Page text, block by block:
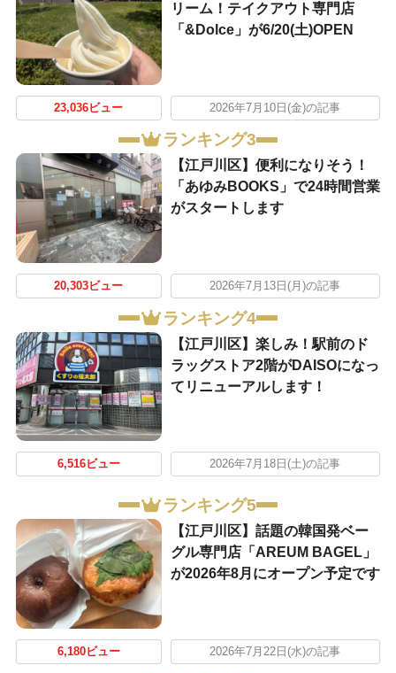
リーム！テイクアウト専門店
「&Dolce」が6/20(土)OPEN
23,036ビュー 2026年7月10日(金)の記事
ランキング3
【江戸川区】便利になりそう！
「あゆみBOOKS」で24時間営業
がスタートします
20,303ビュー 2026年7月13日(月)の記事
ランキング4
【江戸川区】楽しみ！駅前のド
ラッグストア2階がDAISOになっ
てリニューアルします！
6,516ビュー 2026年7月18日(土)の記事
ランキング5
【江戸川区】話題の韓国発ベー
グル専門店「AREUM BAGEL」
が2026年8月にオープン予定です
6,180ビュー 2026年7月22日(水)の記事